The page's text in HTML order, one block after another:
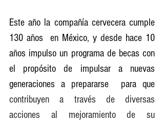
Este año la compañía cervecera cumple
130 años  en México, y desde hace 10
años impulso un programa de becas con
el propósito de impulsar a nuevas
contribuyen a través de diversas
acciones al mejoramiento de su